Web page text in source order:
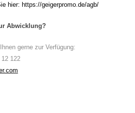
hier: https://geigerpromo.de/agb/
Abwicklung?
gerne zur Verfügung:
122